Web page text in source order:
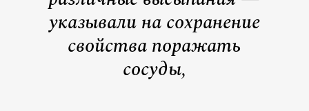
указывали на сохранение
свойства​ поражать
сосуды,